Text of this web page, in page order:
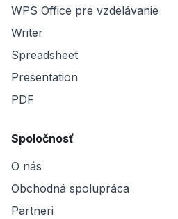
WPS Office pre vzdelávanie
Writer
Spreadsheet
Presentation
PDF
Spoločnosť
O nás
Obchodná spolupráca
Partneri